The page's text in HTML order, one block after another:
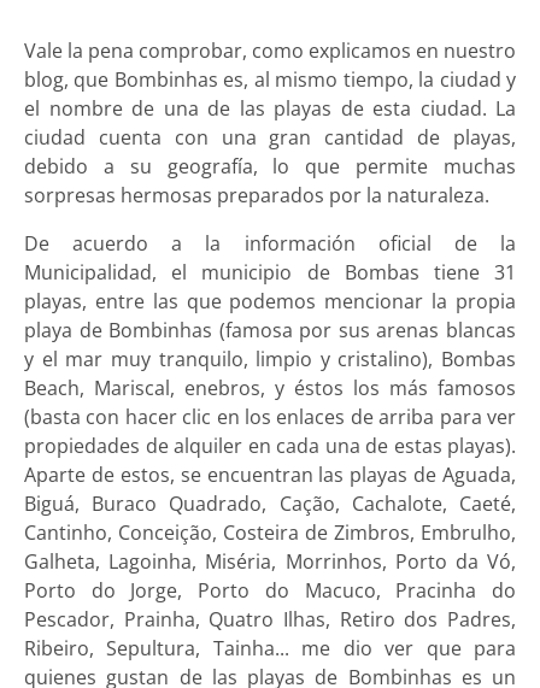
Vale la pena comprobar, como explicamos en nuestro
blog, que Bombinhas es, al mismo tiempo, la ciudad y
el nombre de una de las playas de esta ciudad. La
ciudad cuenta con una gran cantidad de playas,
debido a su geografía, lo que permite muchas
sorpresas hermosas preparados por la naturaleza.
De acuerdo a la información oficial de la
Municipalidad, el municipio de Bombas tiene 31
playas, entre las que podemos mencionar la propia
playa de Bombinhas (famosa por sus arenas blancas
y el mar muy tranquilo, limpio y cristalino), Bombas
Beach, Mariscal, enebros, y éstos los más famosos
(basta con hacer clic en los enlaces de arriba para ver
propiedades de alquiler en cada una de estas playas).
Aparte de estos, se encuentran las playas de Aguada,
Biguá, Buraco Quadrado, Cação, Cachalote, Caeté,
Cantinho, Conceição, Costeira de Zimbros, Embrulho,
Galheta, Lagoinha, Miséria, Morrinhos, Porto da Vó,
Porto do Jorge, Porto do Macuco, Pracinha do
Pescador, Prainha, Quatro Ilhas, Retiro dos Padres,
Ribeiro, Sepultura, Tainha... me dio ver que para
quienes gustan de las playas de Bombinhas es un